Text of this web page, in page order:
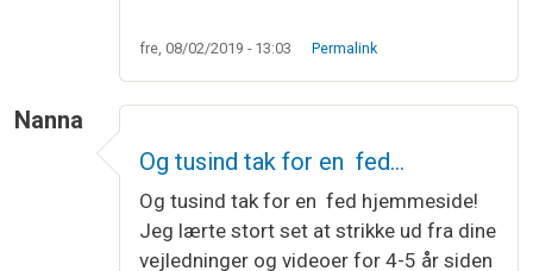
fre, 08/02/2019 - 13:03 Permalink
Nanna
Og tusind tak for en fed…
Og tusind tak for en fed hjemmeside!
Jeg lærte stort set at strikke ud fra dine
vejledninger og videoer for 4-5 år siden